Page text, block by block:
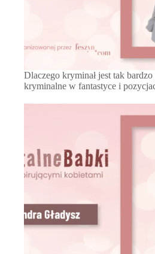
Dlaczego kryminał jest tak
kryminalne w fantastyce i